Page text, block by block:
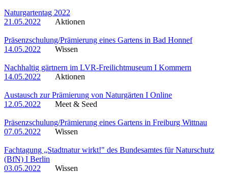
Naturgartentag 2022
21.05.2022
Aktionen
Präsenzschulung/Prämierung eines Gartens in Bad Honnef
14.05.2022
Wissen
Nachhaltig gärtnern im LVR-Freilichtmuseum I Kommern
14.05.2022
Aktionen
Austausch zur Prämierung von Naturgärten I Online
12.05.2022
Meet & Seed
Präsenzschulung/Prämierung eines Gartens in Freiburg Wittnau
07.05.2022
Wissen
Fachtagung „Stadtnatur wirkt!" des Bundesamtes für Naturschutz
(BfN) I Berlin
03.05.2022
Wissen